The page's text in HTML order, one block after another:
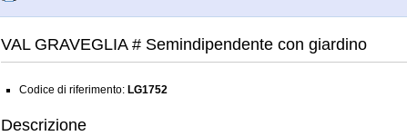
VAL GRAVEGLIA # Semindipendente con giardino
Codice di riferimento: LG1752
Descrizione